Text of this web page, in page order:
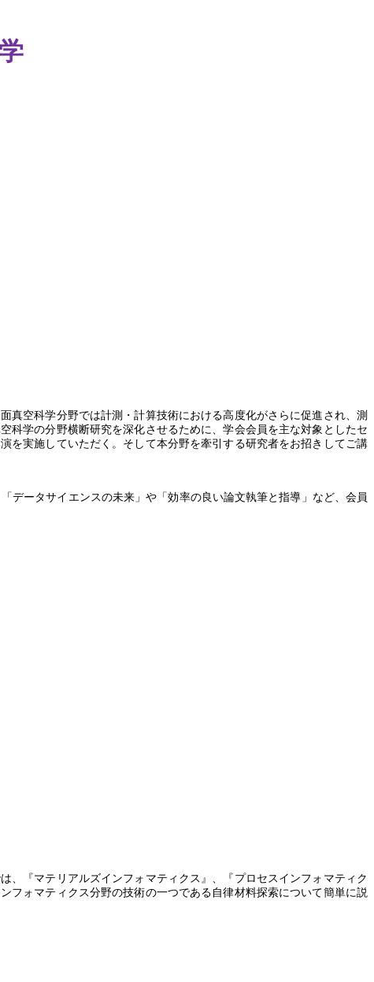
空科学分野では計測・計算技術における高度化がさらに促進され、測
科学の分野横断研究を深化させるために、学会会員を主な対象としたセ
を実施していただく。そして本分野を牽引する研究者をお招きしてご講
「データサイエンスの未来」や「効率の良い論文執筆と指導」など、会員
、『マテリアルズインフォマティクス』、『プロセスインフォマティク
フォマティクス分野の技術の一つである自律材料探索について簡単に説